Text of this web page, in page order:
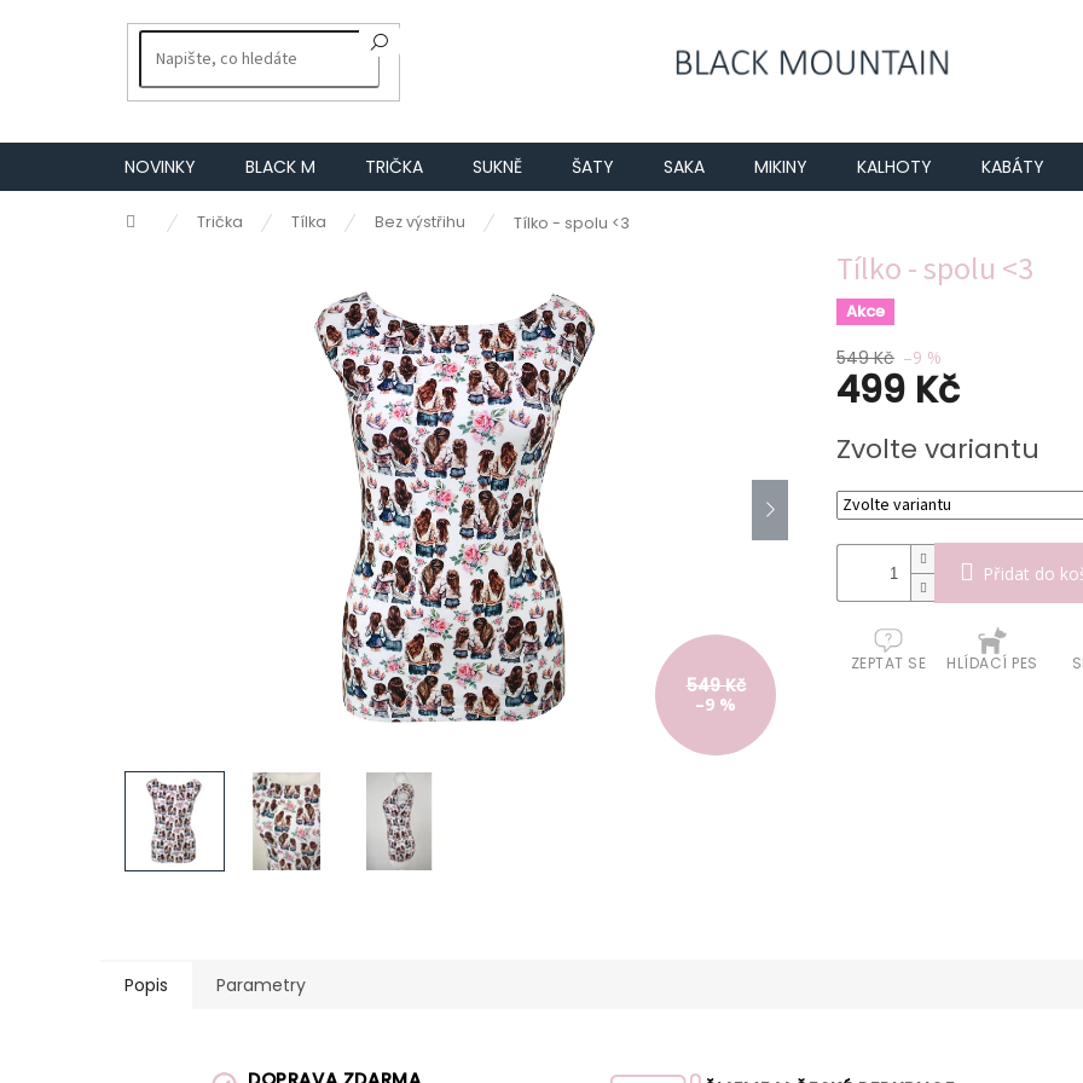
NOVINKY BLACK M TRIČKA SUKNĚ ŠATY SAKA MIKINY KALHOTY KABÁTY
Domů Trička Tílka Bez výstřihu Tílko - spolu <3
Tílko - spolu <3
Akce
549 Kč
–9 %
549 Kč –9 %
499 Kč
cena:
Zvolte variantu
Přidat do
ZEPTAT SE HLÍDACÍ PES
Popis Parametry